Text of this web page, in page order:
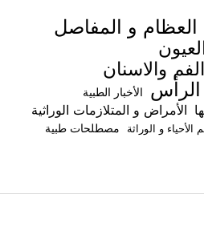
و المفاصل
والاسنان
الأخبار الطبية
الأمراض و المتلازمات الوراثية
الأحياء و الوراثة مصطلحات طبية